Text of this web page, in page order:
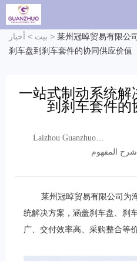
بيت > أخبار > 莱州冠晫贸易有限公
刹车盘到刹车套件的协同供应价值
一站式制动系统解
到刹车套件的
Laizhou Guanzhuo
شرح المفهوم
莱州冠晫贸易有限公司为
统解决方案，涵盖刹车盘、刹
广、交付效率高、采购整合等价